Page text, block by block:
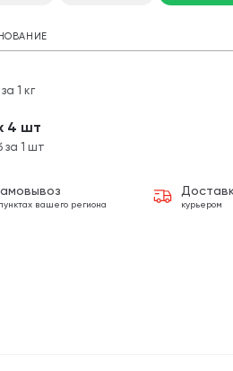
1 кг
4 шт
за 1 шт
вашего региона курьером